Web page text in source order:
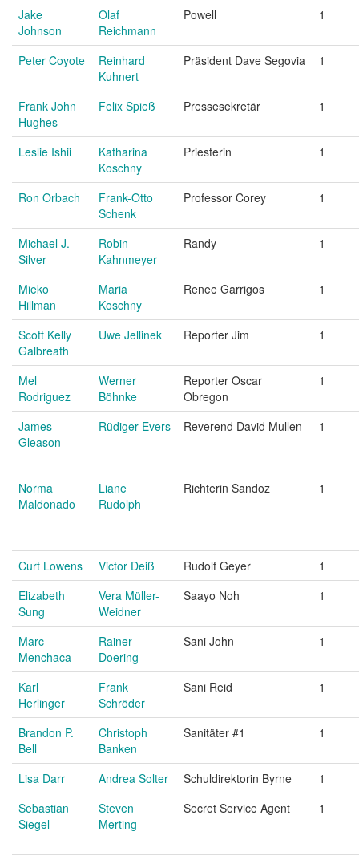
Jake
Johnson
Olaf
Reichmann
Powell 1
Peter Coyote
Reinhard
Kuhnert
Präsident Dave Segovia 1
Frank John
Hughes
Felix Spieß Pressesekretär 1
Leslie Ishii
Katharina
Koschny
Priesterin 1
Ron Orbach
Frank-Otto
Schenk
Professor Corey 1
Michael J.
Silver
Robin
Kahnmeyer
Randy 1
Mieko
Hillman
Maria
Koschny
Renee Garrigos 1
Scott Kelly
Galbreath
Uwe Jellinek Reporter Jim 1
Mel
Rodriguez
Werner
Böhnke
Reporter Oscar
Obregon
1
James
Gleason
Rüdiger Evers Reverend David Mullen 1
Norma
Maldonado
Liane
Rudolph
Richterin Sandoz 1
Curt Lowens Victor Deiß Rudolf Geyer
1
Elizabeth
Sung
Vera Müller-
Weidner
Saayo Noh 1
Marc
Menchaca
Rainer
Doering
Sani John 1
Karl
Herlinger
Frank
Schröder
Sani Reid 1
Brandon P.
Bell
Christoph
Banken
Sanitäter #1 1
Lisa Darr Andrea Solter Schuldirektorin Byrne
1
Sebastian
Siegel
Steven
Merting
Secret Service Agent 1